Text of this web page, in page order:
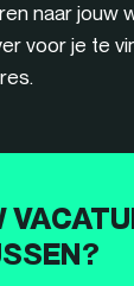
naar jouw
voor je te